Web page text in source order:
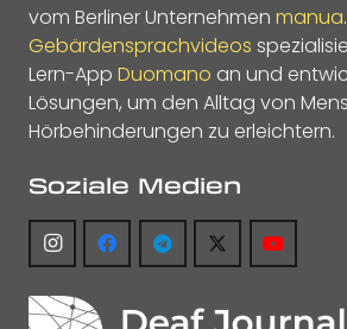
vom Berliner Unternehmen manua
Gebärdensprachvideos
Lern-App Duomano an und
Lösungen, um den Alltag von
Hörbehinderungen zu erleichtern.
Soziale Medien